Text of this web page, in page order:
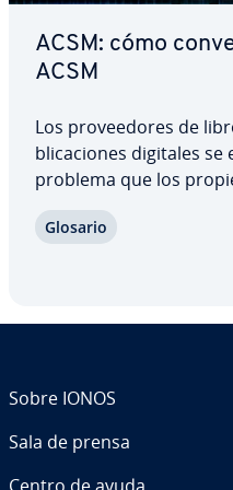
ACSM: cómo
ACSM
Los pro­vee­do­res de
bli­ca­cio­nes digitales
problema que los
obras, como contenido
Glosario
Sobre IONOS
Sala de prensa
Centro de ayuda